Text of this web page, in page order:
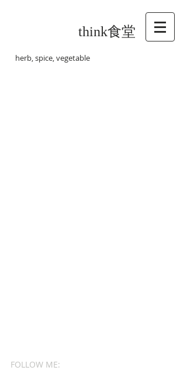
think食堂
herb, spice, vegetable
FOLLOW ME: